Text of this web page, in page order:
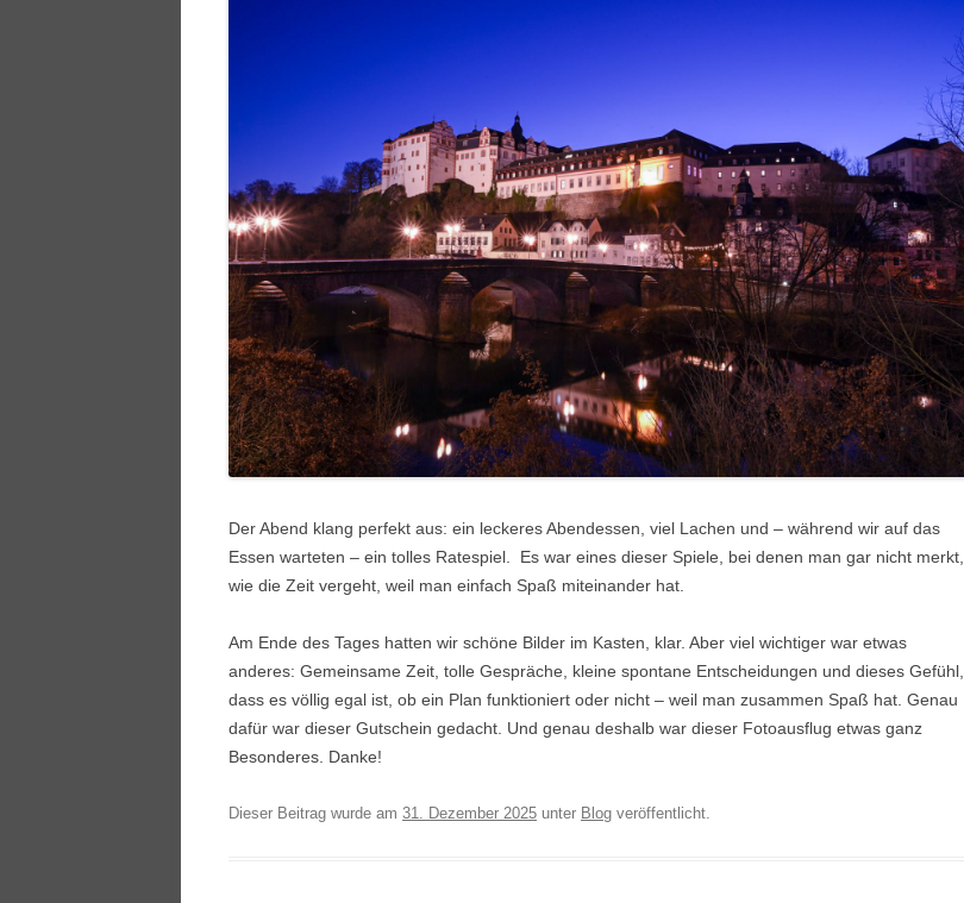
Der Abend klang perfekt aus: ein leckeres Abendessen, viel Lachen und – während wir auf das
Essen warteten – ein tolles Ratespiel. Es war eines dieser Spiele, bei denen man gar nicht merkt,
wie die Zeit vergeht, weil man einfach Spaß miteinander hat.
Am Ende des Tages hatten wir schöne Bilder im Kasten, klar. Aber viel wichtiger war etwas
anderes: Gemeinsame Zeit, tolle Gespräche, kleine spontane Entscheidungen und dieses Gefühl,
dass es völlig egal ist, ob ein Plan funktioniert oder nicht – weil man zusammen Spaß hat. Genau
dafür war dieser Gutschein gedacht. Und genau deshalb war dieser Fotoausflug etwas ganz
Besonderes. Danke!
Dieser Beitrag wurde am 31. Dezember 2025 unter Blog veröffentlicht.